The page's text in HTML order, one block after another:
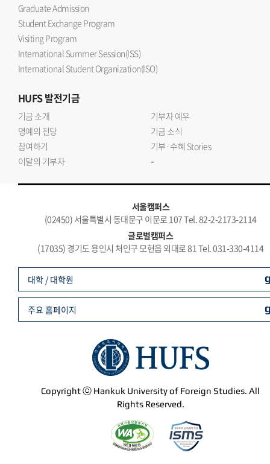
Graduate Admission
Student Exchange Program
Visiting Program
International Summer Session(ISS)
International Student Organization(ISO)
HUFS발전기금
기금 소개
기부자 예우
명예의 전당
기금 소식
참여하기
기부·수혜 Stories
이달의 기부자
-
서울캠퍼스
(02450) 서울특별시 동대문구 이문로 107 Tel. 82-2-2173-2114
글로벌캠퍼스
(17035) 경기도 용인시 처인구 모현읍 외대로 81 Tel. 031-330-4114
Copyright ⓒ Hankuk University of Foreign Studies. All
Rights Reserved.
대학 / 대학원
주요 홈페이지